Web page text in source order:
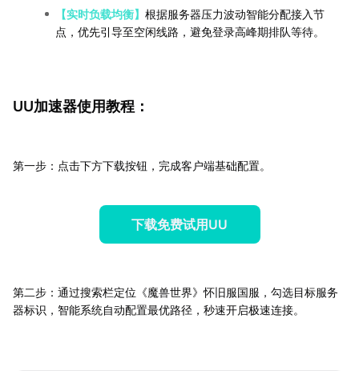
【实时负载均衡】 根据服务器压力波动智能分配接入节
点，优先引导至空闲线路，避免登录高峰期排队等待。
UU加速器使用教程：
第一步：点击下方下载按钮，完成客户端基础配置。
下载免费试用UU
第二步：通过搜索栏定位《魔兽世界》怀旧服国服，勾选目标服务
器标识，智能系统自动配置最优路径，秒速开启极速连接。